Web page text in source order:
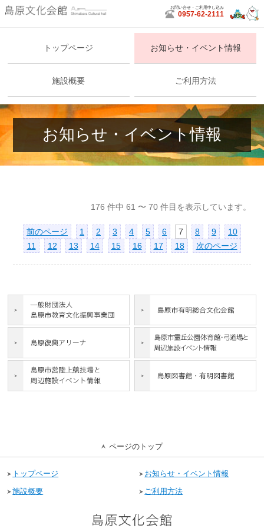
島原文化会館
お問い合せ・ご利用申し込み
0957-62-2111
トップページ お知らせ・イベント情報
施設概要 ご利用方法
お知らせ・イベント情報
176 件中 61 〜 70 件目を表示しています。
前のページ 1 2 3 4 5 6 7 8 9
10
11
12 13 14 15 16 17 18 次のページ
ページのトップ
トップページ お知らせ・イベント情報
施設概要 ご利用方法